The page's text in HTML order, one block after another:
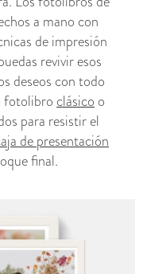
a mano con
de impresión
revivir esos
deseos con todo
fotolibro clásico o
para resistir el
de presentación
final.